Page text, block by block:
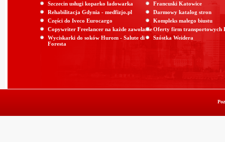
Szczecin usługi koparko ładowarka
Rehabilitacja Gdynia - medfizjo.pl
Części do Iveco Eurocargo
Copywriter Freelancer na każde zawołanie
Wyciskarki do soków Hurom - Salute di
Foresta
Francuski Katowice
Darmowy katalog stron
Kompleks małego biustu
Oferty firm transportowych
Szóstka Weidera